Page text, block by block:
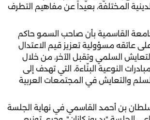
المختلفة، بعيداً عن مفاهيم التطرف
القاسمية بأن صاحب السمو حاكم
عاتقه مسؤولية تعزيز قيم الاعتدال
السلمي وتقبل الآخر، من خلال
النوعية البنّاءة، التي تهدف إلى
والتعايش في المجتمعات العربية
بن أحمد القاسمي في نهاية الجلسة